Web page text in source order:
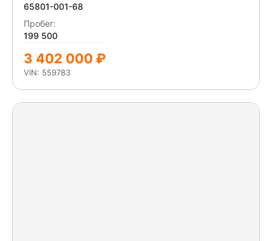
65801-001-68
Пробег:
199 500
3 402 000 ₽
VIN: 559783